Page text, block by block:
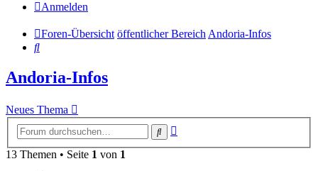
Anmelden
Foren-Übersicht öffentlicher BereichAndoria-Infos
Suche
Andoria-Infos
Neues Thema
Suche
13 Themen • Seite 1 von 1